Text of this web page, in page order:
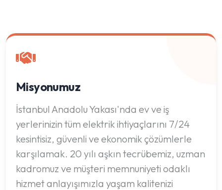
Misyonumuz
İstanbul Anadolu Yakası'nda ev ve iş
yerlerinizin tüm elektrik ihtiyaçlarını 7/24
kesintisiz, güvenli ve ekonomik çözümlerle
karşılamak. 20 yılı aşkın tecrübemiz, uzman
kadromuz ve müşteri memnuniyeti odaklı
hizmet anlayışımızla yaşam kalitenizi